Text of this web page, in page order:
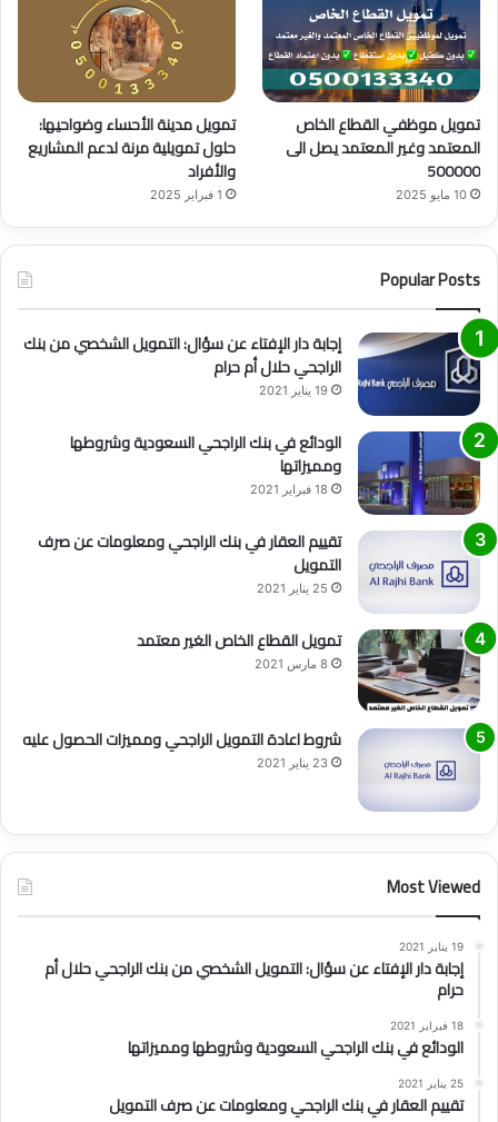
تمويل موظفي القطاع الخاص
المعتمد وغير المعتمد يصل الى
500000
10 مايو 2025
تمويل مدينة الأحساء وضواحيها:
حلول تمويلية مرنة لدعم المشاريع
والأفراد
1 فبراير 2025
Popular Posts
إجابة دار الإفتاء عن سؤال: التمويل الشخصي من بنك
الراجحي حلال أم حرام
19 يناير 2021
الودائع في بنك الراجحي السعودية وشروطها
ومميزاتها
18 فبراير 2021
تقييم العقار في بنك الراجحي ومعلومات عن صرف
التمويل
25 يناير 2021
تمويل القطاع الخاص الغير معتمد
8 مارس 2021
شروط اعادة التمويل الراجحي ومميزات الحصول عليه
23 يناير 2021
Most Viewed
19 يناير 2021
إجابة دار الإفتاء عن سؤال: التمويل الشخصي من بنك الراجحي حلال أم
حرام
18 فبراير 2021
الودائع في بنك الراجحي السعودية وشروطها ومميزاتها
25 يناير 2021
تقييم العقار في بنك الراجحي ومعلومات عن صرف التمويل